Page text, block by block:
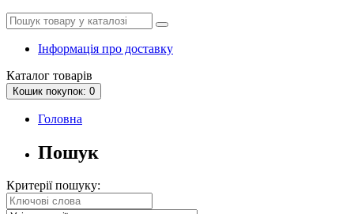
Інформація про доставку
Каталог товарів
Кошик покупок: 0
Головна
Пошук
Критерії пошуку: